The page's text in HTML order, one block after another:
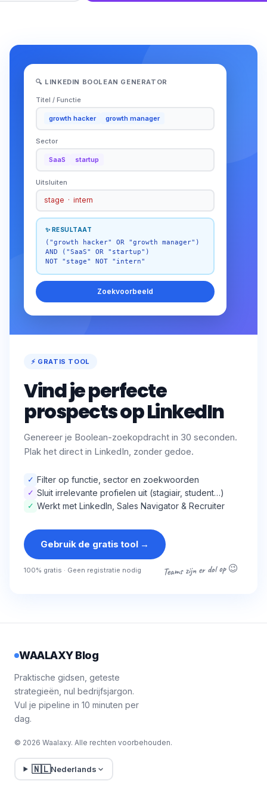
🔍 LINKEDIN BOOLEAN GENERATOR
Titel / Functie
growth hacker growth manager
Sector
SaaS startup
Uitsluiten
stage · intern
✨ RESULTAAT
("growth hacker" OR "growth manager")
AND ("SaaS" OR "startup")
NOT "stage" NOT "intern"
Zoekvoorbeeld
⚡ GRATIS TOOL
Vind je perfecte
prospects op LinkedIn
Genereer je Boolean-zoekopdracht in 30 seconden.
Plak het direct in LinkedIn, zonder gedoe.
✓ Filter op functie, sector en zoekwoorden
✓ Sluit irrelevante profielen uit (stagiair, student…)
✓ Werkt met LinkedIn, Sales Navigator & Recruiter
Gebruik de gratis tool→
100% gratis · Geen registratie nodig Teams zijn er dol op 😉
WAALAXY Blog
Praktische gidsen, geteste
strategieën, nul bedrijfsjargon.
Vul je pipeline in 10 minuten per
dag.
© 2026 Waalaxy. Alle rechten voorbehouden.
🇳🇱Nederlands